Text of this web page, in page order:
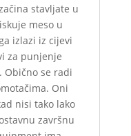
stavljate u
meso u
izlazi iz cijevi
za punjenje
Obično se radi
Oni
nisi tako lako
završnu